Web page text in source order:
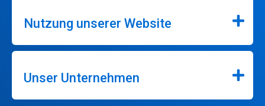
Nutzung unserer Website
Unser Unternehmen